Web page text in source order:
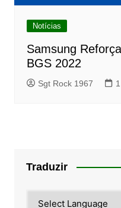
Notícias
Samsung
BGS 2022
Sgt Rock 1967
Traduzir